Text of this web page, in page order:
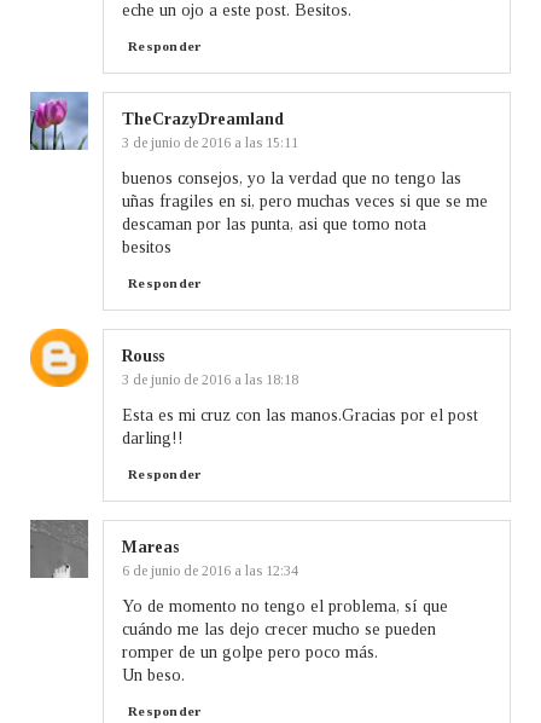
eche un ojo a este post. Besitos.
Responder
TheCrazyDreamland
3 de junio de 2016 a las 15:11
buenos consejos, yo la verdad que no tengo las
uñas fragiles en si, pero muchas veces si que se me
descaman por las punta, asi que tomo nota
besitos
Responder
Rouss
3 de junio de 2016 a las 18:18
Esta es mi cruz con las manos.Gracias por el post
darling!!
Responder
Mareas
6 de junio de 2016 a las 12:34
Yo de momento no tengo el problema, sí que
cuándo me las dejo crecer mucho se pueden
romper de un golpe pero poco más.
Un beso.
Responder